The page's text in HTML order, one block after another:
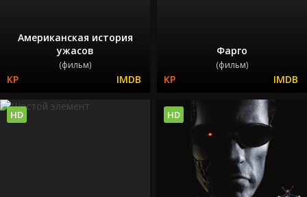
Американская история
ужасов
(фильм)
Фарго
(фильм)
HD HD